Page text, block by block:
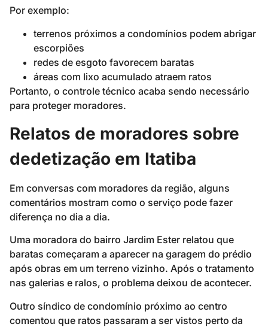
Por exemplo:
terrenos próximos a condomínios podem abrigar
escorpiões
redes de esgoto favorecem baratas
áreas com lixo acumulado atraem ratos
Portanto, o controle técnico acaba sendo necessário
para proteger moradores.
Relatos de moradores sobre
dedetização em Itatiba
Em conversas com moradores da região, alguns
comentários mostram como o serviço pode fazer
diferença no dia a dia.
Uma moradora do bairro Jardim Ester relatou que
baratas começaram a aparecer na garagem do prédio
após obras em um terreno vizinho. Após o tratamento
nas galerias e ralos, o problema deixou de acontecer.
Outro síndico de condomínio próximo ao centro
comentou que ratos passaram a ser vistos perto da